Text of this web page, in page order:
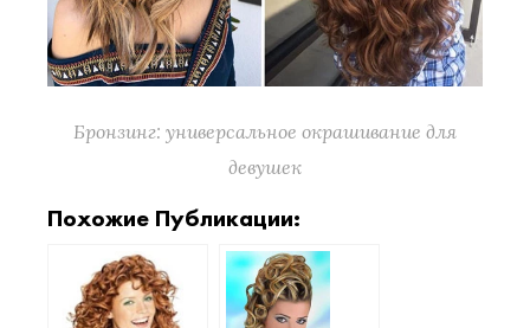
Бронзинг: универсальное окрашивание для
девушек
Похожие Публикации: